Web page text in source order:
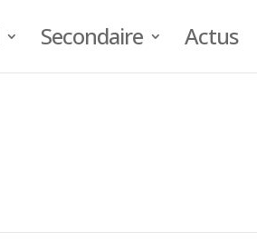
Secondaire Actus